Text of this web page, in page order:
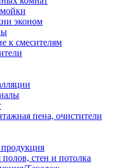
эконом
к смесителям
пена, очистители
стен и потолка